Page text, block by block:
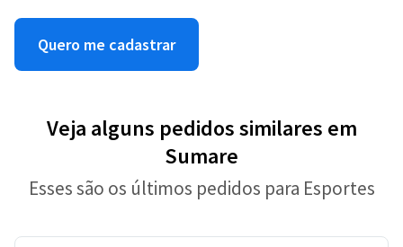
Quero me cadastrar
Veja alguns pedidos similares em
Sumare
Esses são os últimos pedidos para Esportes